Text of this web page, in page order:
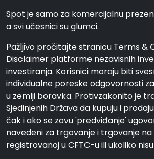
Spot je samo za komercijalnu
a svi učesnici su glumci.
Pažljivo pročitajte stranicu Terms &
Disclaimer platforme nezavisnih
investiranja. Korisnici moraju biti
individualne poreske odgovornosti
u zemlji boravka. Protivzakonito je
Sjedinjenih Država da kupuju i
čak i ako se zovu 'predviđanje'
navedeni za trgovanje i trgovanje
registrovanoj u CFTC-u ili ukoliko